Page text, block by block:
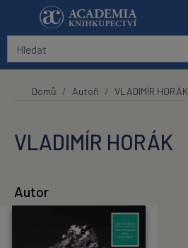
Přeskočit na hlavní obsah
Domů Autoři VLADIMÍR HORÁK
VLADIMÍR HORÁK
Autor